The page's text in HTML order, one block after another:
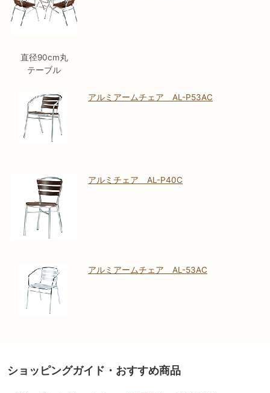
直径90cm丸
テーブル
アルミアームチェア AL-P53AC
アルミチェア AL-P40C
アルミアームチェア AL-53AC
ショッピングガイド・おすすめ商品